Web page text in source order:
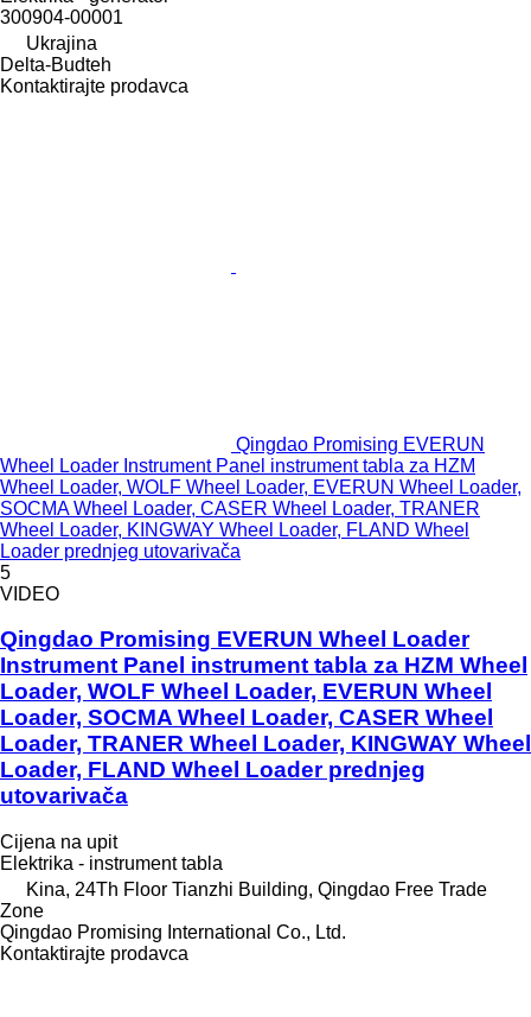
300904-00001
Ukrajina
Delta-Budteh
Kontaktirajte prodavca
Qingdao Promising EVERUN
Wheel Loader Instrument Panel instrument tabla za HZM
Wheel Loader, WOLF Wheel Loader, EVERUN Wheel Loader,
SOCMA Wheel Loader, CASER Wheel Loader, TRANER
Wheel Loader, KINGWAY Wheel Loader, FLAND Wheel
Loader prednjeg utovarivača
5
VIDEO
Qingdao Promising EVERUN Wheel Loader
Instrument Panel instrument tabla za HZM Wheel
Loader, WOLF Wheel Loader, EVERUN Wheel
Loader, SOCMA Wheel Loader, CASER Wheel
Loader, TRANER Wheel Loader, KINGWAY Wheel
Loader, FLAND Wheel Loader prednjeg
utovarivača
Cijena na upit
Elektrika - instrument tabla
Kina, 24Th Floor Tianzhi Building, Qingdao Free Trade
Zone
Qingdao Promising International Co., Ltd.
Kontaktirajte prodavca